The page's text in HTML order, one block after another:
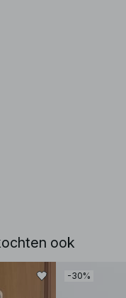
ook
-30%